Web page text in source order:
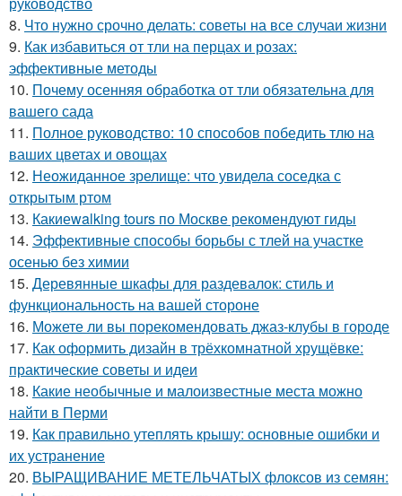
8. Что нужно срочно делать: советы на все случаи жизни
9. Как избавиться от тли на перцах и розах:
эффективные методы
10. Почему осенняя обработка от тли обязательна для
вашего сада
11. Полное руководство: 10 способов победить тлю на
ваших цветах и овощах
12. Неожиданное зрелище: что увидела соседка с
открытым ртом
13. Какиеwalking tours по Москве рекомендуют гиды
14. Эффективные способы борьбы с тлей на участке
осенью без химии
15. Деревянные шкафы для раздевалок: стиль и
функциональность на вашей стороне
16. Можете ли вы порекомендовать джаз-клубы в городе
17. Как оформить дизайн в трёхкомнатной хрущёвке:
практические советы и идеи
18. Какие необычные и малоизвестные места можно
найти в Перми
19. Как правильно утеплять крышу: основные ошибки и
их устранение
20. ВЫРАЩИВАНИЕ МЕТЕЛЬЧАТЫХ флоксов из семян: